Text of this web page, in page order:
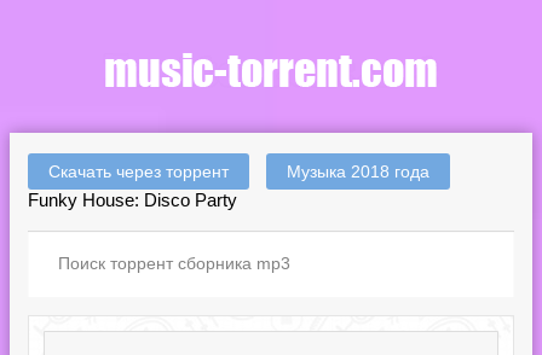
Скачать через торрент Музыка 2018 года
Funky House: Disco Party